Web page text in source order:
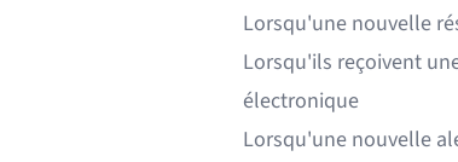
Lorsqu'une nouvelle
Lorsqu'ils reçoivent
électronique
Lorsqu'une nouvelle